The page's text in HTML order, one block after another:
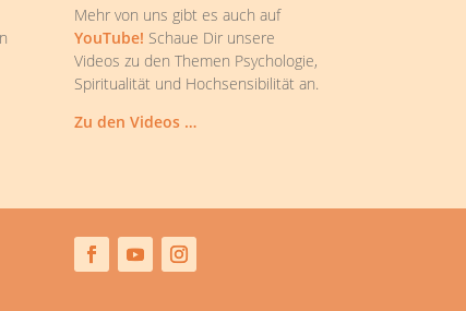
Mehr von uns gibt es auch auf
YouTube! Schaue Dir unsere
Videos zu den Themen Psychologie,
Spiritualität und Hochsensibilität an.
Zu den Videos …